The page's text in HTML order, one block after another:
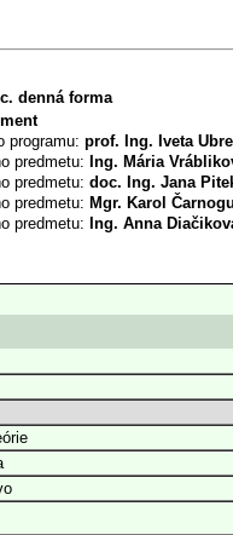
denná forma
programu: prof. Ing. Iveta
predmetu:
Ing. Mária
predmetu: doc. Ing. Jana
predmetu: Mgr. Karol
predmetu:
Ing. Anna